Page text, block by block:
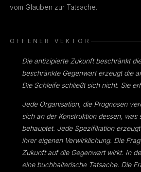
vom Glauben zur Tatsache.
OFFENER VEKTOR
Die antizipierte Zukunft beschränkt
beschränkte Gegenwart erzeugt die
Die Schleife schließt sich nicht. Sie
Jede Organisation, die Prognosen
sich an der Konstruktion dessen, was
behauptet. Jede Spezifikation
ihrer eigenen Verwirklichung. Die
Zukunft auf die Gegenwart wirkt. In
eine buchhalterische Tatsache. Die